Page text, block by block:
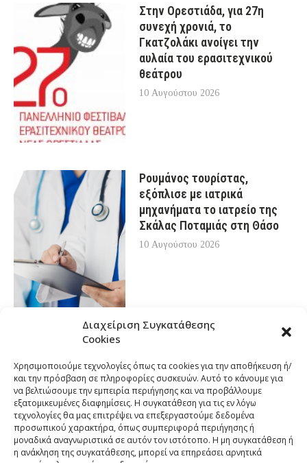
Διαχείριση Συγκατάθεσης
Cookies
Χρησιμοποιούμε τεχνολογίες όπως τα cookies για την αποθήκευση ή/
και την πρόσβαση σε πληροφορίες συσκευών. Αυτό το κάνουμε για
να βελτιώσουμε την εμπειρία περιήγησης και να προβάλλουμε
εξατομικευμένες διαφημίσεις. Η συγκατάθεση για τις εν λόγω
τεχνολογίες θα μας επιτρέψει να επεξεργαστούμε δεδομένα
προσωπικού χαρακτήρα, όπως συμπεριφορά περιήγησης ή
μοναδικά αναγνωριστικά σε αυτόν τον ιστότοπο. Η μη συγκατάθεση ή
η ανάκληση της συγκατάθεσης, μπορεί να επηρεάσει αρνητικά
Στην Ορεστιάδα, για 27η
συνεχή χρονιά, το
Γκατζολάκι ανοίγει την
αυλαία του ερασιτεχνικού
θεάτρου
10 Αυγούστου 2026
Ρουμάνος τουρίστας,
εξόπλισε με ιατρικά
μηχανήματα το ιατρείο της
Σκάλας Ποταμιάς στη Θάσο
10 Αυγούστου 2026